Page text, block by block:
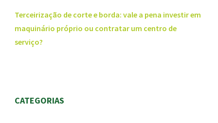
Terceirização de corte e borda: vale a pena investir em
maquinário próprio ou contratar um centro de
serviço?
CATEGORIAS